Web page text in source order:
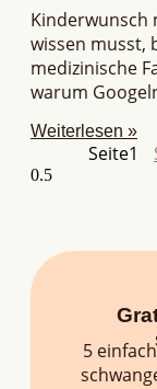
Kinderwunsch
wissen musst,
medizinische
warum
Weiterlesen »
Seite1
5